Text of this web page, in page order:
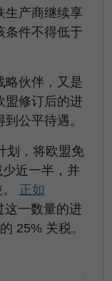
生产商继续享
条件不得低于
略伙伴，又是
盟修订后的进
公平待遇。
划，将欧盟免
近一半，并
正如
这一数量的进
25% 关税。